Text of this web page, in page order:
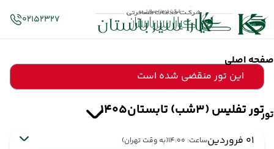
صفحه اصلی
تور
02152327
این تور منقضی شده است
تور تفلیس (3شب) تابستان1405
01 فروردین ساعت: 14:00 (به وقت تهران)